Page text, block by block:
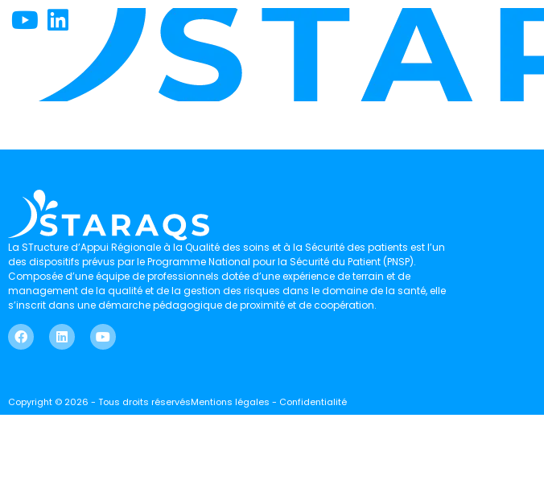
La STructure d’Appui Régionale à la Qualité des soins et à la Sécurité des patients est l’un
des dispositifs prévus par le Programme National pour la Sécurité du Patient (PNSP).
Composée d’une équipe de professionnels dotée d’une expérience de terrain et de
management de la qualité et de la gestion des risques dans le domaine de la santé, elle
s’inscrit dans une démarche pédagogique de proximité et de coopération.
Copyright © 2026 - Tous droits réservésMentions légales - Confidentialité